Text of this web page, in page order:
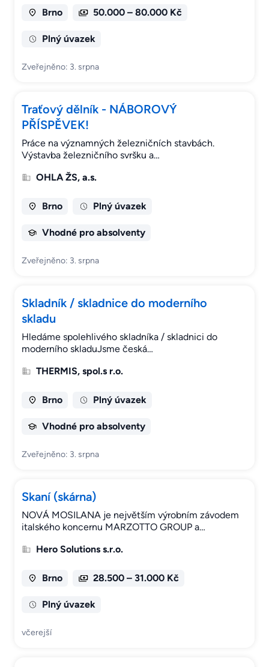
Brno 50.000 – 80.000 Kč
Plný úvazek
Zveřejněno: 3. srpna
Traťový dělník - NÁBOROVÝ
PŘÍSPĚVEK!
Práce na významných železničních stavbách.
Výstavba železničního svršku a…
OHLA ŽS, a.s.
Brno Plný úvazek
Vhodné pro absolventy
Zveřejněno: 3. srpna
Skladník / skladnice do moderního
skladu
Hledáme spolehlivého skladníka / skladnici do
moderního skladuJsme česká…
THERMIS, spol.s r.o.
Brno Plný úvazek
Vhodné pro absolventy
Zveřejněno: 3. srpna
Skaní (skárna)
NOVÁ MOSILANA je největším výrobním závodem
italského koncernu MARZOTTO GROUP a…
Hero Solutions s.r.o.
Brno 28.500 – 31.000 Kč
Plný úvazek
včerejší